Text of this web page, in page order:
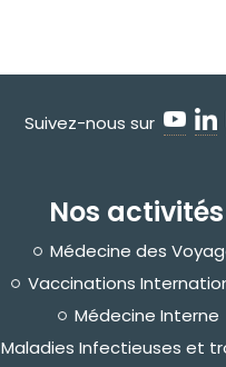
Suivez-nous sur
Nos activités
Médecine des
Vaccinations
Médecine Interne
Maladies Infectieuses et